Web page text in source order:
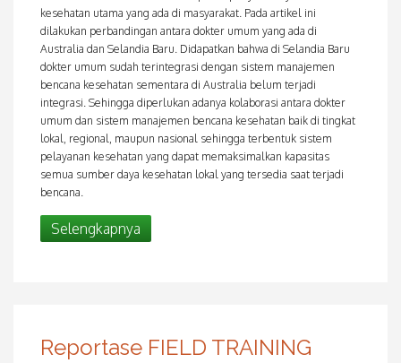
kesehatan utama yang ada di masyarakat. Pada artikel ini
dilakukan perbandingan antara dokter umum yang ada di
Australia dan Selandia Baru. Didapatkan bahwa di Selandia Baru
dokter umum sudah terintegrasi dengan sistem manajemen
bencana kesehatan sementara di Australia belum terjadi
integrasi. Sehingga diperlukan adanya kolaborasi antara dokter
umum dan sistem manajemen bencana kesehatan baik di tingkat
lokal, regional, maupun nasional sehingga terbentuk sistem
pelayanan kesehatan yang dapat memaksimalkan kapasitas
semua sumber daya kesehatan lokal yang tersedia saat terjadi
bencana.
Selengkapnya
Reportase FIELD TRAINING